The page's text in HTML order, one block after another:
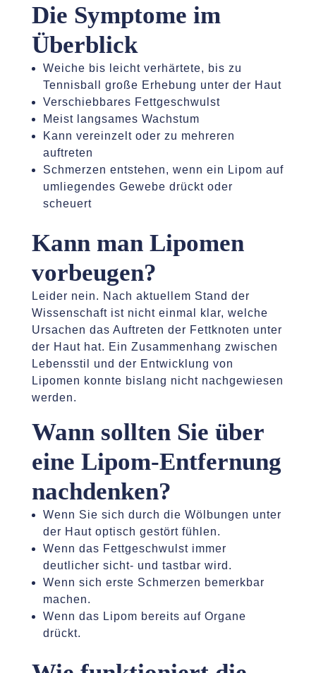
Die Symptome im
Überblick
Weiche bis leicht verhärtete, bis zu
Tennisball große Erhebung unter der Haut
Verschiebbares Fettgeschwulst
Meist langsames Wachstum
Kann vereinzelt oder zu mehreren
auftreten
Schmerzen entstehen, wenn ein Lipom auf
umliegendes Gewebe drückt oder
scheuert
Kann man Lipomen
vorbeugen?
Leider nein. Nach aktuellem Stand der
Wissenschaft ist nicht einmal klar, welche
Ursachen das Auftreten der Fettknoten unter
der Haut hat. Ein Zusammenhang zwischen
Lebensstil und der Entwicklung von
Lipomen konnte bislang nicht nachgewiesen
werden.
Wann sollten Sie über
eine Lipom-Entfernung
nachdenken?
Wenn Sie sich durch die Wölbungen unter
der Haut optisch gestört fühlen.
Wenn das Fettgeschwulst immer
deutlicher sicht- und tastbar wird.
Wenn sich erste Schmerzen bemerkbar
machen.
Wenn das Lipom bereits auf Organe
drückt.